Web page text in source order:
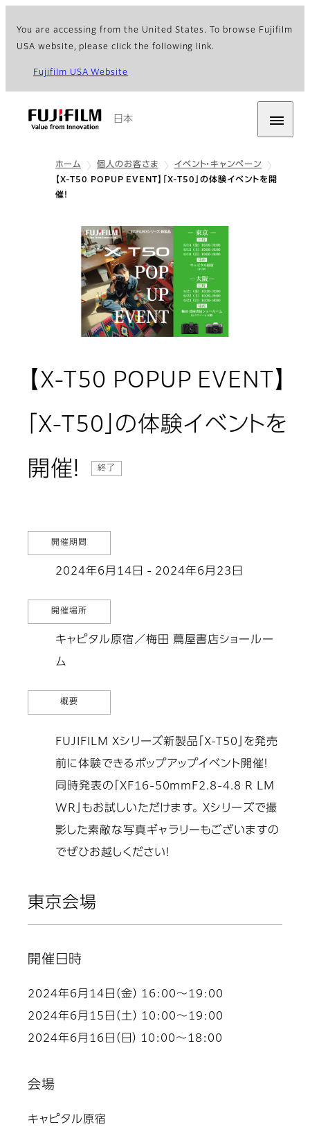
You are accessing from the United States. To browse Fujifilm
USA website, please click the following link.
Fujifilm USA Website
日本
ホーム 個人のお客さま
イベント・キャンペーン
【X-T50 POPUP EVENT】「X-T50」の体験イベントを開
催！
【X-T50 POPUP EVENT】
「X-T50」の体験イベントを
開催！
終了
開催期間
2024年6月14日 - 2024年6月23日
開催場所
キャピタル原宿／梅田 蔦屋書店ショールー
ム
概要
FUJIFILM Xシリーズ新製品「X-T50」を発売
前に体験できるポップアップイベント開催！
同時発表の「XF16-50mmF2.8-4.8 R LM
WR」もお試しいただけます。 Xシリーズで撮
影した素敵な写真ギャラリーもございますの
でぜひお越しください！
東京会場
開催日時
2024年6月14日（金） 16:00～19:00
2024年6月15日（土） 10:00～19:00
2024年6月16日（日） 10:00～18:00
会場
キャピタル原宿